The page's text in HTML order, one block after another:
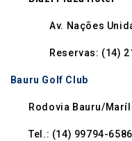
Av. Nações
Reservas: (14)
Bauru Golf Club
Rodovia Bauru/
Tel.: (14) 99794-